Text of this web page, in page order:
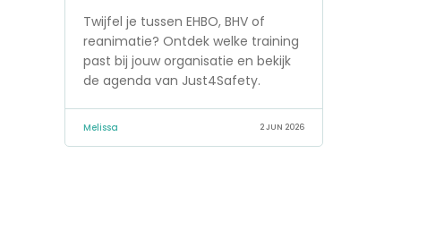
Twijfel je tussen EHBO, BHV of
reanimatie? Ontdek welke training
past bij jouw organisatie en bekijk
de agenda van Just4Safety.
Melissa 2 JUN 2026